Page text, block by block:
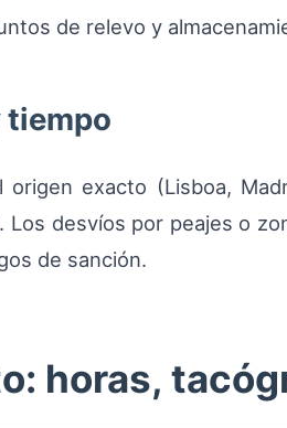
de relevo y
tiempo
exacto (Lisboa,
desvíos por peajes o
de sanción.
horas,